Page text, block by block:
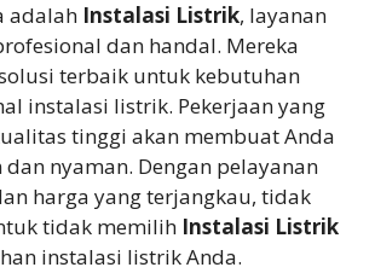
adalah Instalasi Listrik, layanan
dan handal. Mereka
terbaik untuk kebutuhan
instalasi listrik. Pekerjaan yang
tinggi akan membuat Anda
dan nyaman. Dengan pelayanan
harga yang terjangkau, tidak
tidak memilih Instalasi Listrik
instalasi listrik Anda.